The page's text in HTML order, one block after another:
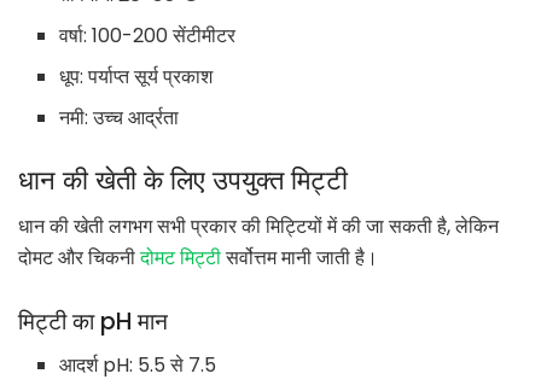
वर्षा: 100-200 सेंटीमीटर
धूप: पर्याप्त सूर्य प्रकाश
नमी: उच्च आर्द्रता
धान की खेती के लिए उपयुक्त मिट्टी
धान की खेती लगभग सभी प्रकार की मिट्टियों में की जा सकती है, लेकिन
दोमट और चिकनीदोमट मिट्टीसर्वोत्तम मानी जाती है।
मिट्टी का pH मान
आदर्श pH: 5.5 से 7.5